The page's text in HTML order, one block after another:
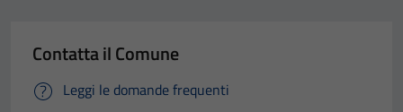
Contatta il Comune
Leggi le domande frequenti